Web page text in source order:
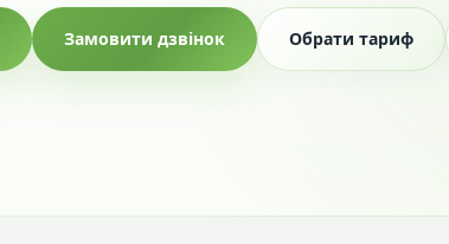
Замовити дзвінок Обрати тариф